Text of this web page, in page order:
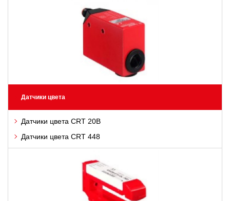
Датчики цвета
Датчики цвета CRT 20B
Датчики цвета CRT 448